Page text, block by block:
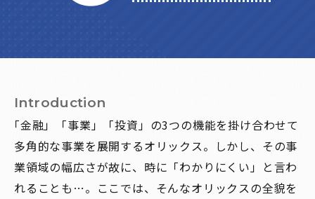
Introduction
「金融」「事業」「投資」の3つの機能を掛け合わせて
多角的な事業を展開するオリックス。 しかし、その事
業領域の幅広さが故に、時に「わかりにくい」と言わ
れることも…。 ここでは、そんなオリックスの全貌を